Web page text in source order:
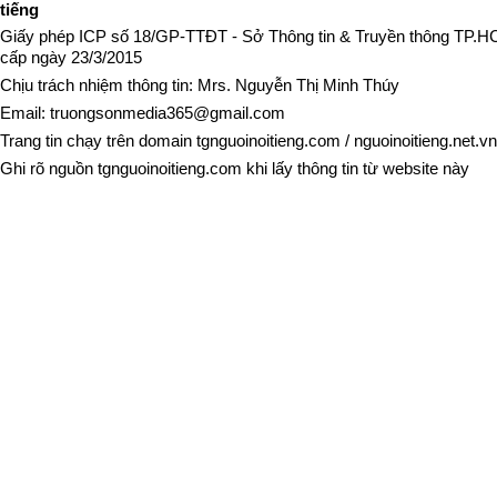
tiếng
Giấy phép ICP số 18/GP-TTĐT - Sở Thông tin & Truyền thông
cấp ngày 23/3/2015
Chịu trách nhiệm thông tin: Mrs. Nguyễn Thị Minh Thúy
Email: truongsonmedia365@gmail.com
Trang tin chạy trên domain tgnguoinoitieng.com / nguoinoitieng.net.vn
Ghi rõ nguồn tgnguoinoitieng.com khi lấy thông tin từ website này